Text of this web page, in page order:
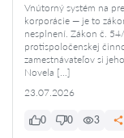
Vnútorný systém na
korporácie — je to
nesplnení. Zákon č.
protispoločenskej
zamestnávateľov si
Novela […]
23.07.2026
0 0 3